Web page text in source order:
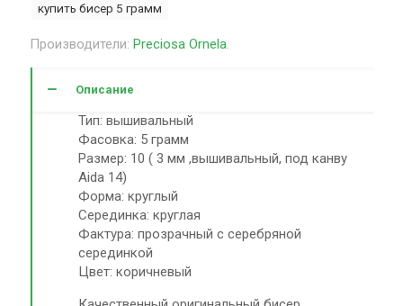
купить бисер 5 грамм
Производители: Preciosa Ornela.
Описание
Тип: вышивальный
Фасовка: 5 грамм
Размер: 10 ( 3 мм ,вышивальный, под канву
Aida 14)
Форма: круглый
Серединка: круглая
Фактура: прозрачный с серебряной
серединкой
Цвет: коричневый